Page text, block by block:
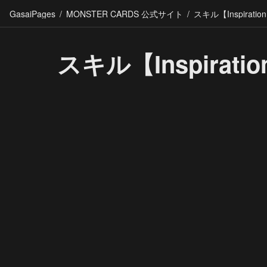
GasaiPages / MONSTER CARDS 公式サイト / スキル【Inspiration
スキル【